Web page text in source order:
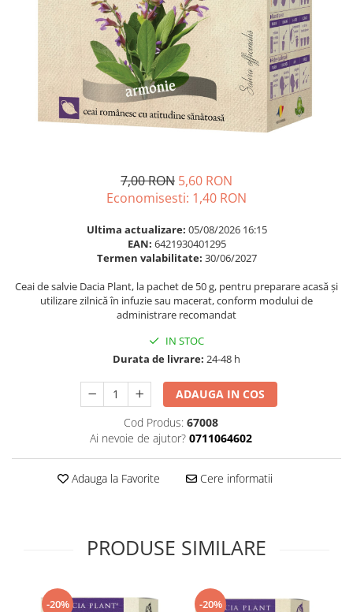
Omega 3
Par si unghii
Probiotice si prebiotice
Prostata
Sanatate urinara
Somn stres si anxietate
Supliment Magneziu
Supliment Vitamina B
Supliment Vitamina D3
Supliment Vitamina E
Tincturi si Gemoderivate
Vitamine si minerale
Ingrijire par
Balsam masca si tratament
Produse cu SPF Pentru Fata
Repelenti insecte
7,00 RON 5,60 RON
Economisesti: 1,40 RON
Ultima actualizare: 05/08/2026 16:15
EAN: 6421930401295
Termen valabilitate: 30/06/2027
Ceai de salvie Dacia Plant, la pachet de 50 g, pentru preparare acasă și
utilizare zilnică în infuzie sau macerat, conform modului de
administrare recomandat
IN STOC
Durata de livrare: 24-48 h
ADAUGA IN COS
Cod Produs: 67008
Ai nevoie de ajutor? 0711064602
Adauga la Favorite Cere informatii
PRODUSE SIMILARE
-20% -20%